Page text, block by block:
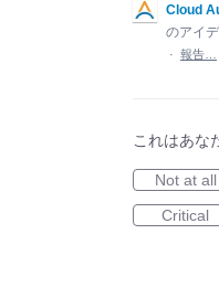
Cloud
のアイ
· 報告…
これはあな
Not at all
Critical